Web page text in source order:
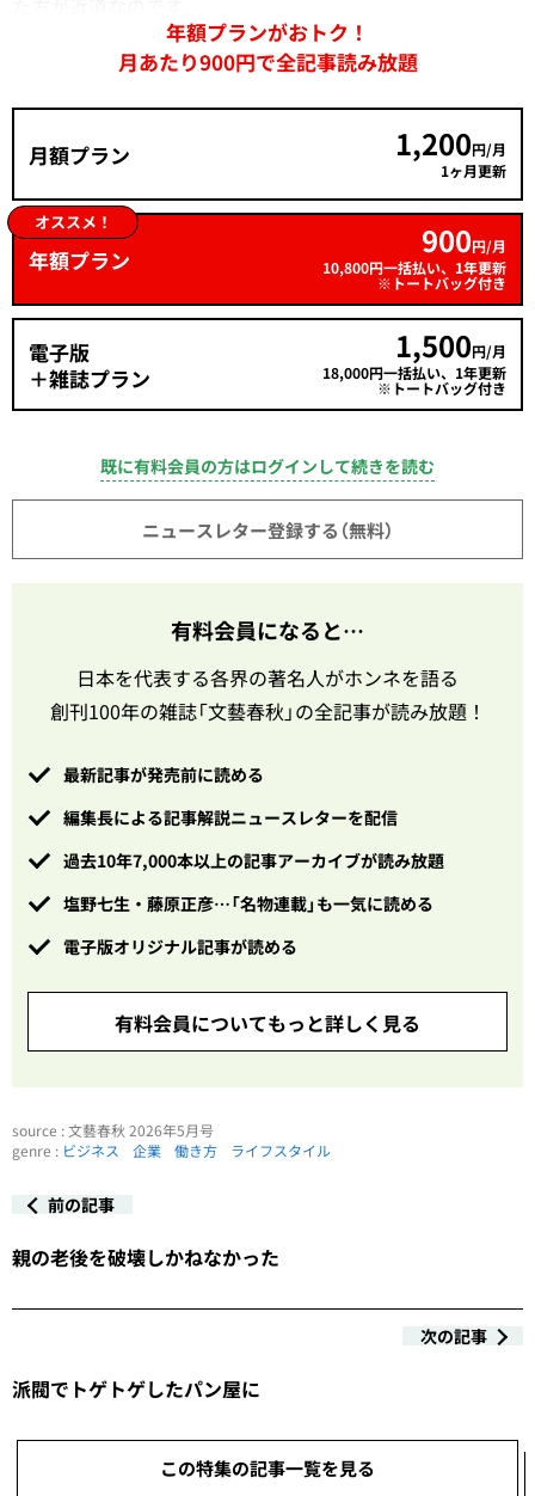
年額プランがおトク！
月あたり900円で全記事読み放題
月額プラン 1,200円/月
1ヶ月更新
オススメ！
年額プラン 900円/月
10,800円一括払い、1年更新
※トートバッグ付き
電子版
＋雑誌プラン
1,500円/月
18,000円一括払い、1年更新
※トートバッグ付き
既に有料会員の方はログインして続きを読む
ニュースレター登録する（無料）
有料会員になると…
日本を代表する各界の著名人がホンネを語る
創刊100年の雑誌「文藝春秋」の全記事が読み放題！
最新記事が発売前に読める
編集長による記事解説ニュースレターを配信
過去10年7,000本以上の記事アーカイブが読み放題
塩野七生・藤原正彦…「名物連載」も一気に読める
電子版オリジナル記事が読める
有料会員についてもっと詳しく見る
source : 文藝春秋 2026年5月号
genre : ビジネス 企業 働き方 ライフスタイル
前の記事
親の老後を破壊しかねなかった
次の記事
派閥でトゲトゲしたパン屋に
この特集の記事一覧を見る